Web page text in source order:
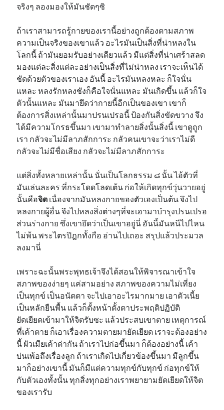
จริงๆ ลองมองให้มันชัดๆซิ
ถ้าเราสามารถรู้กายของเรานี้อย่างถูกต้องตามสภาพ
ความเป็นจริงของเขาแล้ว อะไรมันเป็นสิ่งที่น่าหลงใน
โลกนี้ ถ้ามันยอมรับอย่างเดียวแล้ว มีแต่สิ่งที่น่าเศร้าสลด
มองแต่ละสิ่งแต่ละอย่างเป็นสิ่งที่ไม่น่าหลง เราจะเห็นได้
ชัดด้วยตัวของเราเอง อันนี้ อะไรมันหลงหละ ก็ใจนั่น
แหละ หลงรักหลงชังก็คือใจนั่นแหละ มันเกิดขึ้น แล้วก็ใจ
ตัวนั้นแหละ มันมายึดว่ากายนี้อีกเป็นของเขา เขาก็
ต้องการสิ่งเหล่านั้นมาปรนเปรอนี้ ป้องกันสิ่งขัดขวาง จึง
ได้มีความโกรธขึ้นมา เขามาทำลายสิ่งนั้นสิ่งนี้ เขาดูถูก
เรา กลัวจะไม่มีลาภสักการะ กลัวคนเขาจะว่าเราไม่ดี
กลัวจะไม่มีชื่อเสียง กลัวจะไม่มีลาภสักการะ
แต่สิ่งทั้งหลายเหล่านั้น นั่นเป็นโลกธรรม ๘ นั้น ไอ้ตัวที่
มันเล่นละคร ที่กระโดดโลดเต้น ก่อให้เกิดทุกข์วุ่นวายอยู่
นั้นคือจิต เนื่องจากมันหลงกายของตัวเองเป็นต้น จึงไป
หลงกายผู้อื่น จึงไปหลงสิ่งต่างๆที่จะเอามาบำรุงปรนเปรอ
ส่วนร่างกาย ซึ่งเขายึดว่าเป็นเขาอยู่นี่ อันนี้มันหนีไปไหน
ไม่พ้น พระไตรปิฎกทั้งกือ อ่านไปเถอะ สรุปแล้วประมวล
ลงมานี่
เพราะฉะนั้นพระพุทธเจ้าจึงได้สอนให้พิจารณาเข้าใจ
สภาพของง่ายๆ แค่สามอย่าง สภาพของความไม่เที่ยง
เป็นทุกข์ เป็นอนัตตา จะไปเอาอะไรมากมาย เอาตัวเนี้ย
เป็นหลักยืนพื้น แล้วก็ตั้งหน้าตั้งตาประพฤติปฏิบัติ
ยัดเยียดเข้ามาให้จิตรับซะ แล้วประสบเขาตาย เหตุการณ์
ที่เค้าตาย ก็เอาเรื่องความตายมายัดเยียด เราจะต้องอย่าง
นี้ ผัวเมียเค้าด่ากัน ถ้าเราไปก่อขึ้นมา ก็ต้องอย่างนี้ เค้า
บ่นเพ้อถึงเรื่องลูก ถ้าเราเกิดไปเกี่ยวข้องขึ้นมา มีลูกขึ้น
มาก็อย่างเขานี้ มันก็มีแต่ความทุกข์กับทุกข์ ก่อทุกข์ให้
กับตัวเองทั้งนั้น ทุกสิ่งทุกอย่างเราพยายามยัดเยียดให้จิต
ของเรารับ